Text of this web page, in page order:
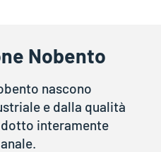
Nobento
nascono
e dalla qualità
interamente